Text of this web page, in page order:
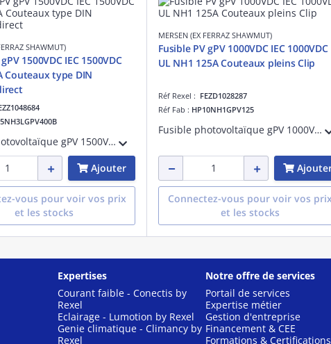
SHAWMUT)
1500VDC IEC 1500VDC
Couteaux type DIN
Fusible photovoltaïque gPV 1500VDC IEC 1500VDC UL Taille 3L 400A Avec Couteaux type DIN Pour Montage direct
Ajouter
vous pour voir vos prix
et les stocks
MERSEN (EX FERRAZ SHAWMUT)
Fusible PV gPV 1000VDC IEC 1000VDC
UL NH1 125A Couteaux pleins Clip
Réf Rexel : FEZD1028287
Réf Fab : HP10NH1GPV125
Fusible photovoltaïque gPV 1000VDC IEC 1000VDC UL Taille NH1 125A Avec Couteaux pleins Pour Clip
Connectez-vous pour voir vos prix
et les stocks
Expertises
Courant faible - Conectis by
Rexel
Eclairage - Lumotion by Rexel
Genie climatique - Climancy by
Rexel
Notre offre de services
Portail de services
Expertise métier
Gestion d'entreprise
Financement & CEE
Formations & Certifications